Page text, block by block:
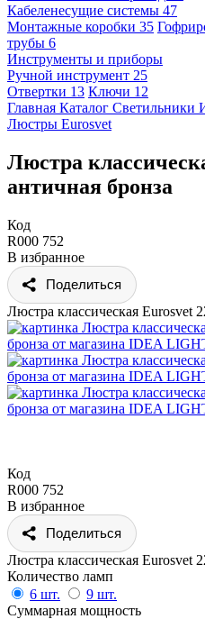
Кабеленесущие системы 47
Монтажные коробки 35
трубы 6
Инструменты и приборы
Ручной инструмент 25
Отвертки 13 Ключи 12
Главная Каталог Светильники
Люстры Eurosvet
Люстра
античная бронза
Код
R000 752
В избранное
Поделиться
Люстра классическая Eurosvet
Код
R000 752
В избранное
Поделиться
Люстра классическая Eurosvet
Количество ламп
6 шт.
9 шт.
Суммарная мощность